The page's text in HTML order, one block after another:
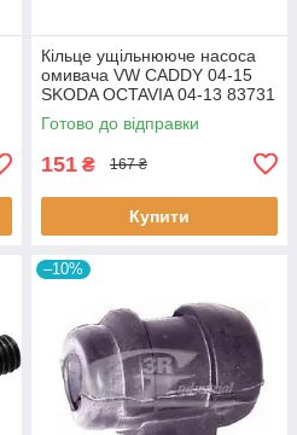
Кiльце ущiльнююче насоса
омивача VW CADDY 04-15
SKODA OCTAVIA 04-13 83731
3RG
Готово до відправки
151 ₴ 167 ₴
Купити
–10%